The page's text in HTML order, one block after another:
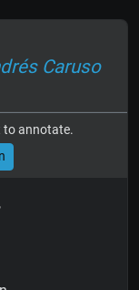
Caruso
to annotate.